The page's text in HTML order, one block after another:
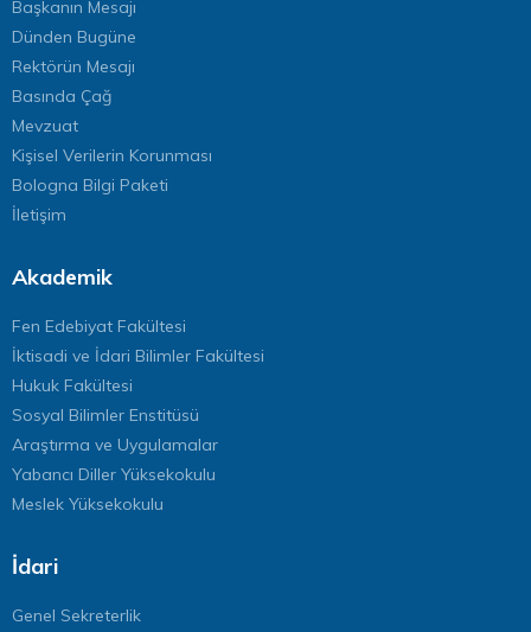
Başkanın Mesajı
Dünden Bugüne
Rektörün Mesajı
Basında Çağ
Mevzuat
Kişisel Verilerin Korunması
Bologna Bilgi Paketi
İletişim
Akademik
Fen Edebiyat Fakültesi
İktisadi ve İdari Bilimler Fakültesi
Hukuk Fakültesi
Sosyal Bilimler Enstitüsü
Araştırma ve Uygulamalar
Yabancı Diller Yüksekokulu
Meslek Yüksekokulu
İdari
Genel Sekreterlik